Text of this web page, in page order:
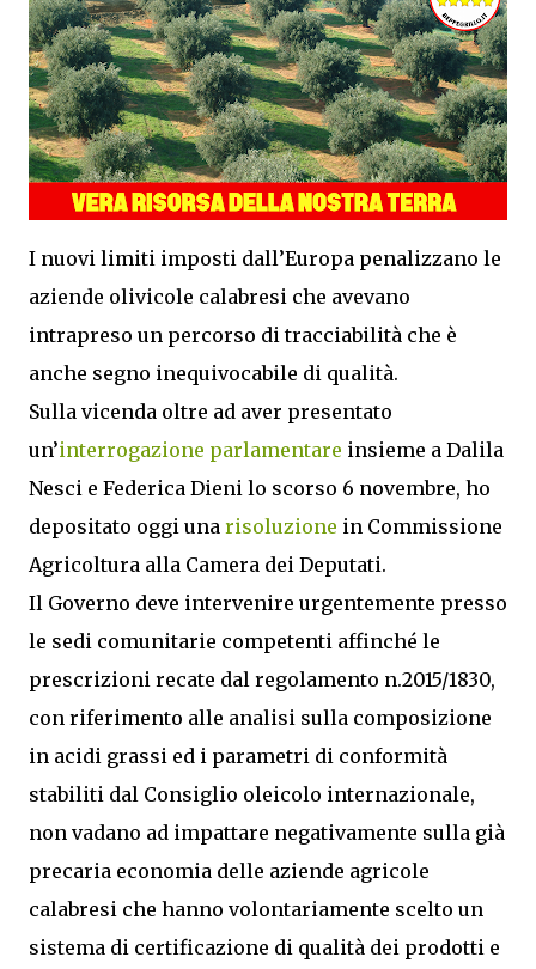
I nuovi limiti imposti dall’Europa penalizzano le
aziende olivicole calabresi che avevano
intrapreso un percorso di tracciabilità che è
anche segno inequivocabile di qualità.
Sulla vicenda oltre ad aver presentato
un’interrogazione parlamentare insieme a Dalila
Nesci e Federica Dieni lo scorso 6 novembre, ho
depositato oggi una risoluzione in Commissione
‪‎Agricoltura‬ alla Camera dei Deputati.
Il Governo deve intervenire urgentemente presso
le sedi comunitarie competenti affinché le
prescrizioni recate dal regolamento n.2015/1830,
con riferimento alle analisi sulla composizione
in acidi grassi ed i parametri di conformità
stabiliti dal Consiglio oleicolo internazionale,
non vadano ad impattare negativamente sulla già
precaria economia delle aziende agricole
calabresi che hanno volontariamente scelto un
sistema di certificazione di qualità dei prodotti e